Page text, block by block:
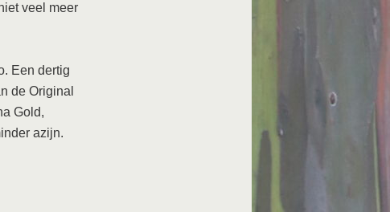
veel meer
Een dertig
de Original
Gold,
azijn.